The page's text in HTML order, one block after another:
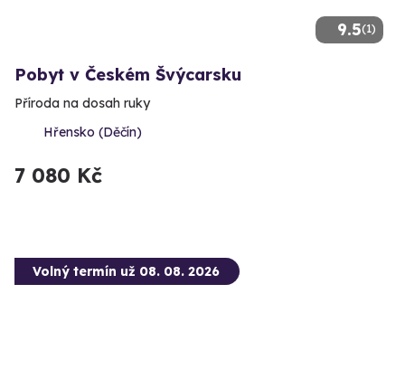
9.5(1)
Pobyt v Českém Švýcarsku
Příroda na dosah ruky
Hřensko (Děčín)
7 080 Kč
Volný termín už 08. 08. 2026